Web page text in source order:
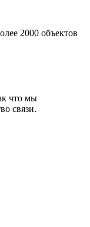
2000 объектов
что мы
связи.